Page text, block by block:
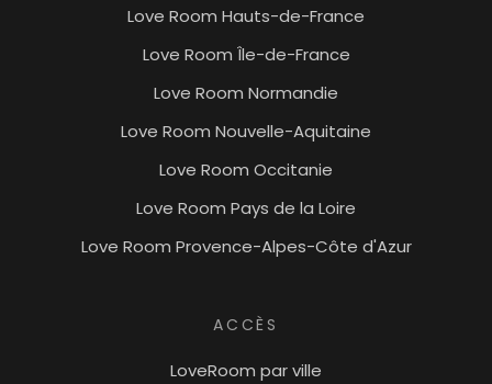
Love Room Hauts-de-France
Love Room Île-de-France
Love Room Normandie
Love Room Nouvelle-Aquitaine
Love Room Occitanie
Love Room Pays de la Loire
Love Room Provence-Alpes-Côte d'Azur
ACCÈS
LoveRoom par ville